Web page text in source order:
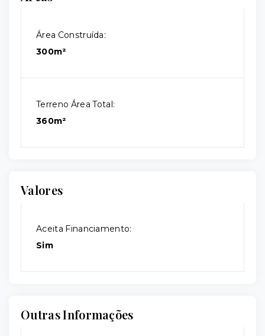
Área Construída:
300m²
Terreno Área Total:
360m²
Valores
Aceita Financiamento:
Sim
Outras Informações